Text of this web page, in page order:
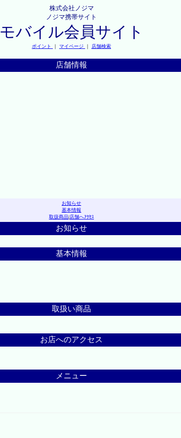
株式会社ノジマ
ノジマ携帯サイト
モバイル会員サイト
ポイント ｜ マイページ ｜ 店舗検索
店舗情報
お知らせ
基本情報
取扱商品|店舗へｱｸｾｽ
お知らせ
基本情報
取扱い商品
お店へのアクセス
メニュー